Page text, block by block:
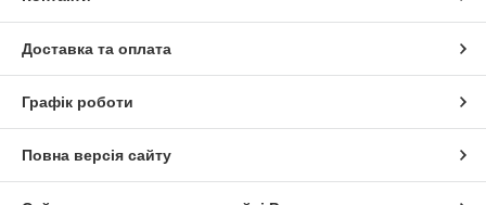
Доставка та оплата
Графік роботи
Повна версія сайту